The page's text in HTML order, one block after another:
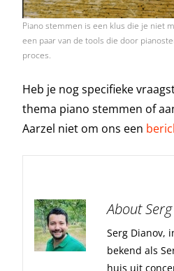
Piano stemmen is een klus die je niet
een paar van de tools die door
proces.
Heb je nog specifieke
thema piano stemmen of
Aarzel niet om ons een
About
Serg Dianov,
bekend als
huis uit